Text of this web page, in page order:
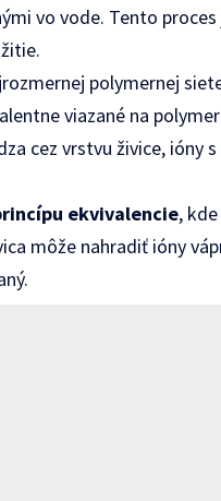
vo vode. Tento
polymernej
viazané na
cez vrstvu živice, ióny
ekvivalencie,
môže nahradiť ióny